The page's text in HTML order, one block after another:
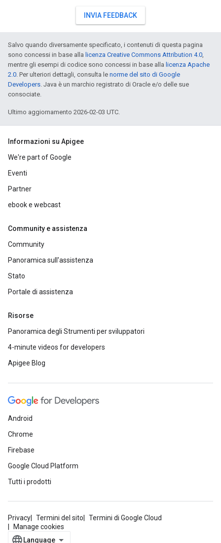
INVIA FEEDBACK
Salvo quando diversamente specificato, i contenuti di questa pagina
sono concessi in base alla licenza Creative Commons Attribution 4.0,
mentre gli esempi di codice sono concessi in base alla licenza Apache
2.0. Per ulteriori dettagli, consulta le norme del sito di Google
Developers. Java è un marchio registrato di Oracle e/o delle sue
consociate.
Ultimo aggiornamento 2026-02-03 UTC.
Informazioni su Apigee
We're part of Google
Eventi
Partner
ebook e webcast
Community e assistenza
Community
Panoramica sull'assistenza
Stato
Portale di assistenza
Risorse
Panoramica degli Strumenti per sviluppatori
4-minute videos for developers
Apigee Blog
Android
Chrome
Firebase
Google Cloud Platform
Tutti i prodotti
Privacy Termini del sito
Termini di Google Cloud
Manage cookies